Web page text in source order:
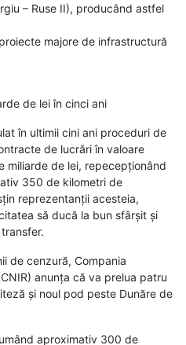
– Ruse II), producând astfel
majore de infrastructură
de lei în cinci ani
în ultimii cini ani proceduri de
de lucrări în valoare
miliarde de lei, repecepționând
350 de kilometri de
reprezentanții acesteia,
să ducă la bun sfârșit și
de cenzură, Compania
anunța că va prelua patru
și noul pod peste Dunăre de
aproximativ 300 de